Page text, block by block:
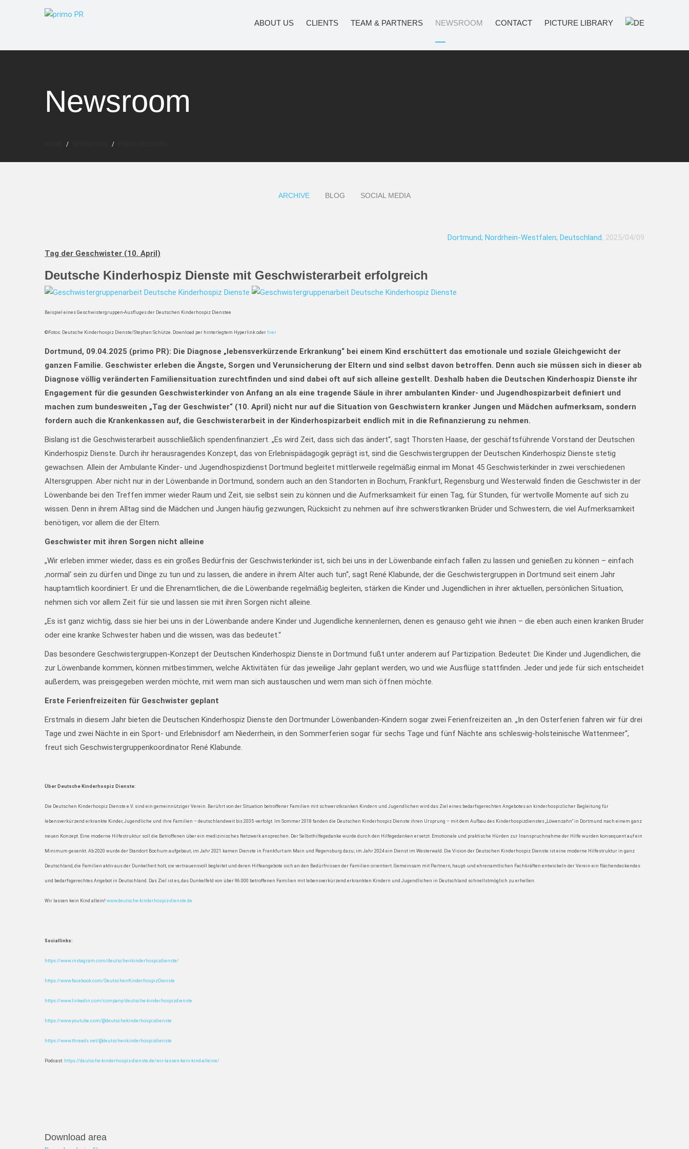
ABOUT US CLIENTS TEAM & PARTNERS NEWSROOM CONTACT PICTURE LIBRARY
Newsroom
ARCHIVE BLOG SOCIAL MEDIA
Dortmund; Nordrhein-Westfalen; Deutschland, 2025/04/09
Tag der Geschwister (10. April)
Deutsche Kinderhospiz Dienste mit Geschwisterarbeit erfolgreich
Beispiel eines Geschwistergruppen-Ausfluges der Deutschen Kinderhospiz Dienstee
©Fotos: Deutsche Kinderhospiz Dienste/Stephan Schütze. Download per hinterlegtem Hyperlink oder hier
Dortmund, 09.04.2025 (primo PR): Die Diagnose „lebensverkürzende Erkrankung“ bei einem Kind erschüttert das emotionale und soziale Gleichgewicht der
ganzen Familie. Geschwister erleben die Ängste, Sorgen und Verunsicherung der Eltern und sind selbst davon betroffen. Denn auch sie müssen sich in dieser ab
Diagnose völlig veränderten Familiensituation zurechtfinden und sind dabei oft auf sich alleine gestellt. Deshalb haben die Deutschen Kinderhospiz Dienste ihr
Engagement für die gesunden Geschwisterkinder von Anfang an als eine tragende Säule in ihrer ambulanten Kinder- und Jugendhospizarbeit definiert und
machen zum bundesweiten „Tag der Geschwister“ (10. April) nicht nur auf die Situation von Geschwistern kranker Jungen und Mädchen aufmerksam, sondern
fordern auch die Krankenkassen auf, die Geschwisterarbeit in der Kinderhospizarbeit endlich mit in die Refinanzierung zu nehmen.
Bislang ist die Geschwisterarbeit ausschließlich spendenfinanziert. „Es wird Zeit, dass sich das ändert“, sagt Thorsten Haase, der geschäftsführende Vorstand der Deutschen
Kinderhospiz Dienste. Durch ihr herausragendes Konzept, das von Erlebnispädagogik geprägt ist, sind die Geschwistergruppen der Deutschen Kinderhospiz Dienste stetig
gewachsen. Allein der Ambulante Kinder- und Jugendhospizdienst Dortmund begleitet mittlerweile regelmäßig einmal im Monat 45 Geschwisterkinder in zwei verschiedenen
Altersgruppen. Aber nicht nur in der Löwenbande in Dortmund, sondern auch an den Standorten in Bochum, Frankfurt, Regensburg und Westerwald finden die Geschwister in der
Löwenbande bei den Treffen immer wieder Raum und Zeit, sie selbst sein zu können und die Aufmerksamkeit für einen Tag, für Stunden, für wertvolle Momente auf sich zu
wissen. Denn in ihrem Alltag sind die Mädchen und Jungen häufig gezwungen, Rücksicht zu nehmen auf ihre schwerstkranken Brüder und Schwestern, die viel Aufmerksamkeit
benötigen, vor allem die der Eltern.
Geschwister mit ihren Sorgen nicht alleine
„Wir erleben immer wieder, dass es ein großes Bedürfnis der Geschwisterkinder ist, sich bei uns in der Löwenbande einfach fallen zu lassen und genießen zu können – einfach
,normal‘ sein zu dürfen und Dinge zu tun und zu lassen, die andere in ihrem Alter auch tun“, sagt René Klabunde, der die Geschwistergruppen in Dortmund seit einem Jahr
hauptamtlich koordiniert. Er und die Ehrenamtlichen, die die Löwenbande regelmäßig begleiten, stärken die Kinder und Jugendlichen in ihrer aktuellen, persönlichen Situation,
nehmen sich vor allem Zeit für sie und lassen sie mit ihren Sorgen nicht alleine.
„Es ist ganz wichtig, dass sie hier bei uns in der Löwenbande andere Kinder und Jugendliche kennenlernen, denen es genauso geht wie ihnen – die eben auch einen kranken Bruder
oder eine kranke Schwester haben und die wissen, was das bedeutet.“
Das besondere Geschwistergruppen-Konzept der Deutschen Kinderhospiz Dienste in Dortmund fußt unter anderem auf Partizipation. Bedeutet: Die Kinder und Jugendlichen, die
zur Löwenbande kommen, können mitbestimmen, welche Aktivitäten für das jeweilige Jahr geplant werden, wo und wie Ausflüge stattfinden. Jeder und jede für sich entscheidet
außerdem, was preisgegeben werden möchte, mit wem man sich austauschen und wem man sich öffnen möchte.
Erste Ferienfreizeiten für Geschwister geplant
Erstmals in diesem Jahr bieten die Deutschen Kinderhospiz Dienste den Dortmunder Löwenbanden-Kindern sogar zwei Ferienfreizeiten an. „In den Osterferien fahren wir für drei
Tage und zwei Nächte in ein Sport- und Erlebnisdorf am Niederrhein, in den Sommerferien sogar für sechs Tage und fünf Nächte ans schleswig-holsteinische Wattenmeer“,
freut sich Geschwistergruppenkoordinator René Klabunde.
Über Deutsche Kinderhospiz Dienste:
Die Deutschen Kinderhospiz Dienste e.V. sind ein gemeinnütziger Verein. Berührt von der Situation betroffener Familien mit schwerstkranken Kindern und Jugendlichen wird das Ziel eines bedarfsgerechten Angebotes an kinderhospizlicher Begleitung für
lebensverkürzend erkrankte Kinder, Jugendliche und ihre Familien – deutschlandweit bis 2035 -verfolgt. Im Sommer 2018 fanden die Deutschen Kinderhospiz Dienste ihren Ursprung – mit dem Aufbau des Kinderhospizdienstes „Löwenzahn“ in Dortmund nach einem ganz
neuen Konzept. Eine moderne Hilfestruktur soll die Betroffenen über ein medizinisches Netzwerk ansprechen. Der Selbsthilfegedanke wurde durch den Hilfegedanken ersetzt. Emotionale und praktische Hürden zur Inanspruchnahme der Hilfe wurden konsequent auf ein
Minimum gesenkt. Ab 2020 wurde der Standort Bochum aufgebaut; im Jahr 2021 kamen Dienste in Frankfurt am Main und Regensburg dazu; im Jahr 2024 ein Dienst im Westerwald. Die Vision der Deutschen Kinderhospiz Dienste ist eine moderne Hilfestruktur in ganz
Deutschland, die Familien aktiv aus der Dunkelheit holt, sie vertrauensvoll begleitet und deren Hilfeangebote sich an den Bedürfnissen der Familien orientiert. Gemeinsam mit Partnern, haupt- und ehrenamtlichen Fachkräften entwickeln der Verein ein flächendeckendes
und bedarfsgerechtes Angebot in Deutschland. Das Ziel ist es, das Dunkelfeld von über 96.000 betroffenen Familien mit lebensverkürzend erkrankten Kindern und Jugendlichen in Deutschland schnellstmöglich zu erhellen.
Wir lassen kein Kind allein! www.deutsche-kinderhospiz-dienste.de
Sociallinks:
https://www.instagram.com/deutschenkinderhospizdienste/
https://www.facebook.com/DeutschenKinderhospizDienste
https://www.linkedin.com/company/deutsche-kinderhospizdienste
https://www.youtube.com/@deutschekinderhospizdienste
https://www.threads.net/@deutschenkinderhospizdienste
Podcast: https://deutsche-kinderhospiz-dienste.de/wir-lassen-kein-kind-alleine/
Download area